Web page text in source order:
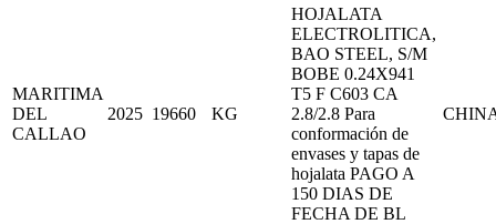
MARITIMA
DEL
CALLAO
2025 19660 KG
HOJALATA
ELECTROLITICA,
BAO STEEL, S/M
BOBE 0.24X941
T5 F C603 CA
2.8/2.8 Para
conformación de
envases y tapas de
hojalata PAGO A
150 DIAS DE
FECHA DE BL